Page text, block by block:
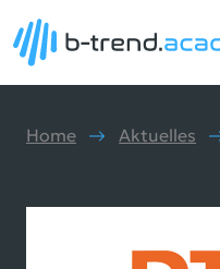
Home Aktuelles